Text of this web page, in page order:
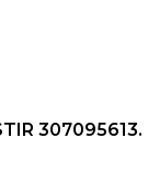
307095613.